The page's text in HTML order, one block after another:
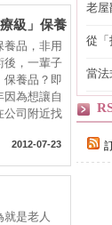
級」保養
養品，非用
後，一輩子
保養品？即
因為想讓自
公司附近找
2012-07-23
就是老人
老屋
從「
當法